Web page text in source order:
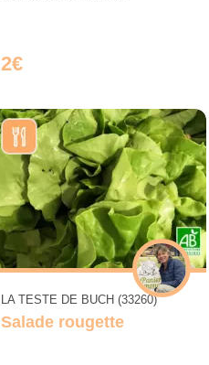
2€
LA TESTE DE BUCH (33260)
Salade rougette